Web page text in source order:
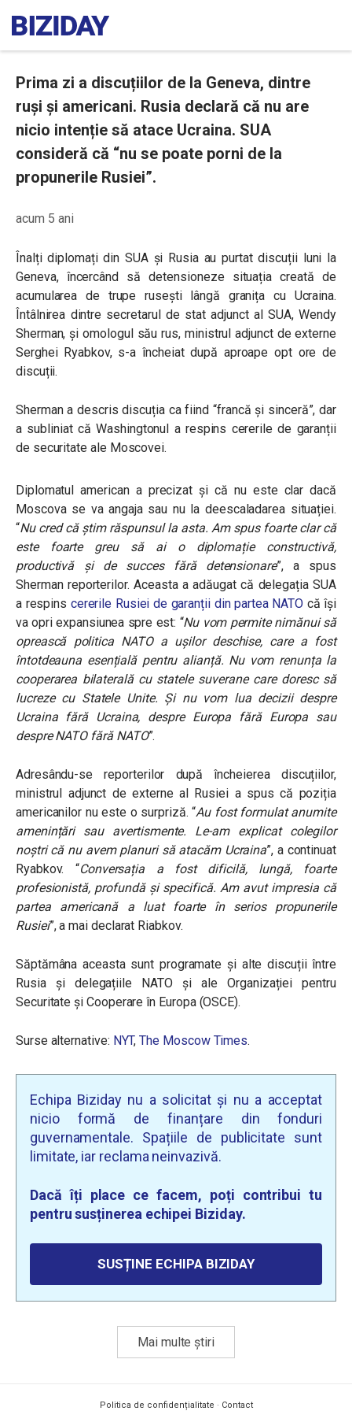
Prima zi a discuțiilor de la Geneva, dintre
ruși și americani. Rusia declară că nu are
nicio intenție să atace Ucraina. SUA
consideră că “nu se poate porni de la
propunerile Rusiei”.
acum 5 ani
Înalți diplomați din SUA și Rusia au purtat discuții luni la
Geneva, încercând să detensioneze situația creată de
acumularea de trupe rusești lângă granița cu Ucraina.
Întâlnirea dintre secretarul de stat adjunct al SUA, Wendy
Sherman, și omologul său rus, ministrul adjunct de externe
Serghei Ryabkov, s-a încheiat după aproape opt ore de
discuții.
Sherman a descris discuția ca fiind “francă și sinceră”, dar
a subliniat că Washingtonul a respins cererile de garanții
de securitate ale Moscovei.
Diplomatul american a precizat și că nu este clar dacă
Moscova se va angaja sau nu la deescaladarea situației.
“Nu cred că știm răspunsul la asta. Am spus foarte clar că
este foarte greu să ai o diplomație constructivă,
productivă și de succes fără detensionare”, a spus
Sherman reporterilor. Aceasta a adăugat că delegația SUA
a respins cererile Rusiei de garanții din partea NATO că își
va opri expansiunea spre est: “Nu vom permite nimănui să
oprească politica NATO a ușilor deschise, care a fost
întotdeauna esențială pentru alianță. Nu vom renunța la
cooperarea bilaterală cu statele suverane care doresc să
lucreze cu Statele Unite. Și nu vom lua decizii despre
Ucraina fără Ucraina, despre Europa fără Europa sau
despre NATO fără NATO”.
Adresându-se reporterilor după încheierea discuțiilor,
ministrul adjunct de externe al Rusiei a spus că poziția
americanilor nu este o surpriză. “Au fost formulat anumite
amenințări sau avertismente. Le-am explicat colegilor
noștri că nu avem planuri să atacăm Ucraina”, a continuat
Ryabkov. “Conversația a fost dificilă, lungă, foarte
profesionistă, profundă și specifică. Am avut impresia că
partea americană a luat foarte în serios propunerile
Rusiei”, a mai declarat Riabkov.
Săptămâna aceasta sunt programate și alte discuții între
Rusia și delegațiile NATO și ale Organizației pentru
Securitate și Cooperare în Europa (OSCE).
Surse alternative: NYT,The Moscow Times.
Echipa Biziday nu a solicitat și nu a acceptat
nicio formă de finanțare din fonduri
guvernamentale. Spațiile de publicitate sunt
limitate, iar reclama neinvazivă.
Dacă îți place ce facem, poți contribui tu
pentru susținerea echipei Biziday.
SUSȚINE ECHIPA BIZIDAY
Mai multe știri
Politica de confidențialitate · Contact